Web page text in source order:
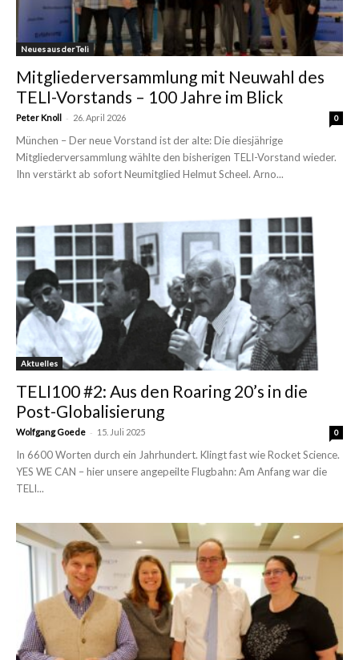
Neues aus der Teli
Mitgliederversammlung mit Neuwahl des
TELI-Vorstands – 100 Jahre im Blick
Peter Knoll - 26. April 2026 0
München – Der neue Vorstand ist der alte: Die diesjährige
Mitgliederversammlung wählte den bisherigen TELI-Vorstand wieder.
Ihn verstärkt ab sofort Neumitglied Helmut Scheel. Arno...
Aktuelles
TELI100 #2: Aus den Roaring 20’s in die
Post-Globalisierung
Wolfgang Goede - 15. Juli 2025 0
In 6600 Worten durch ein Jahrhundert. Klingt fast wie Rocket Science.
YES WE CAN – hier unsere angepeilte Flugbahn: Am Anfang war die
TELI...